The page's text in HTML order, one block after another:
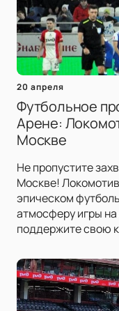
20 апреля
Футбольное
Арене:
Москве
Не пропустите
Москве!
эпическом
атмосферу игры
поддержите свою